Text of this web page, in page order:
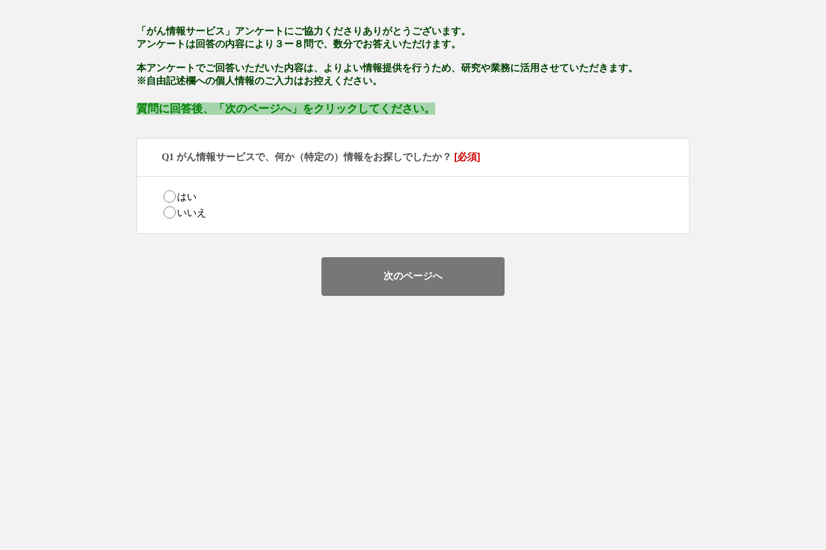
「がん情報サービス」アンケートにご協力くださりありがとうございます。
アンケートは回答の内容により３ー８問で、数分でお答えいただけます。
本アンケートでご回答いただいた内容は、よりよい情報提供を行うため、研究や業務に活用させていただきます。
※自由記述欄への個人情報のご入力はお控えください。
質問に回答後、「次のページへ」をクリックしてください。
Q1 がん情報サービスで、何か（特定の）情報をお探しでしたか？ [必須]
はい
いいえ